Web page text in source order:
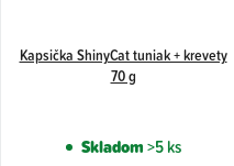
Kapsička ShinyCat tuniak + krevety
70 g
Skladom>5 ks